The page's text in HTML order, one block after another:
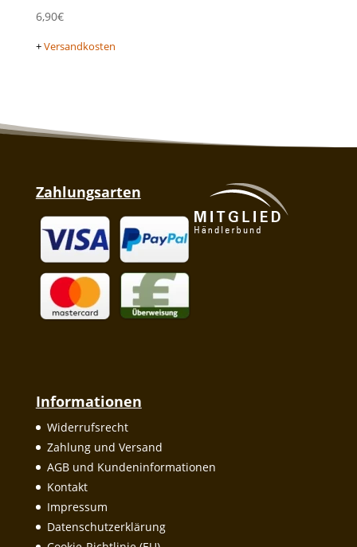
6,90€
+Versandkosten
Zahlungsarten
Informationen
Widerrufsrecht
Zahlung und Versand
AGB und Kundeninformationen
Kontakt
Impressum
Datenschutzerklärung